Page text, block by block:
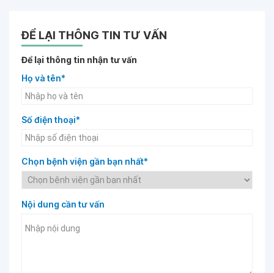
ĐỂ LẠI THÔNG TIN TƯ VẤN
Để lại thông tin nhận tư vấn
Họ và tên*
Số điện thoại*
Chọn bệnh viện gần bạn nhất*
Nội dung cần tư vấn